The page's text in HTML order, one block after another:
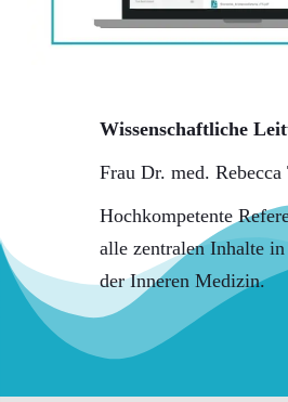
Wissenschaftliche
Frau Dr. med.
Hochkompetente
alle zentralen Inhalte
der Inneren Medizin.